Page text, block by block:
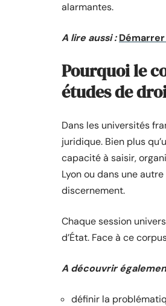
alarmantes.
A lire aussi :
Pourquoi le
études de
Dans les universités
juridique. Bien plus
capacité à saisir,
Lyon ou dans une
discernement.
Chaque session
d’État. Face à ce
A découvrir
définir la